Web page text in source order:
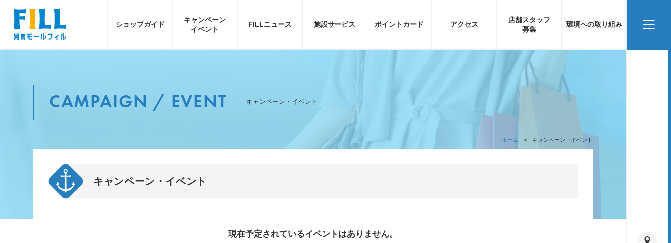
ショップガイド
キャンペーン
イベント
FILLニュース 施設サービス ポイントカード アクセス
店舗スタッフ
募集
環境への取り組み
CAMPAIGN / EVENT キャンペーン・イベント
ホーム キャンペーン・イベント
キャンペーン・イベント
現在予定されているイベントはありません。